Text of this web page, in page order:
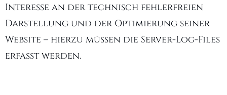
Interesse an der technisch fehlerfreien
Darstellung und der Optimierung seiner
Website – hierzu müssen die Server-Log-Files
erfasst werden.